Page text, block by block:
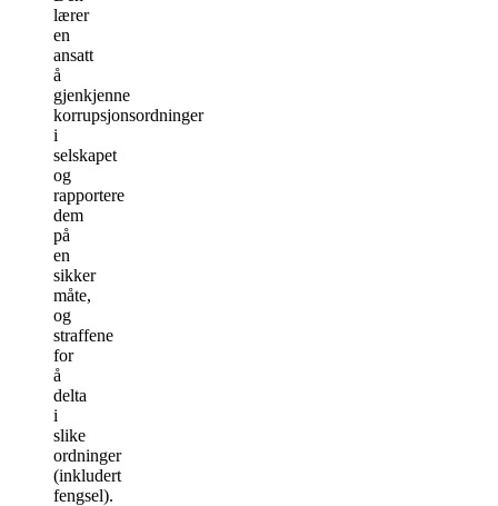
lærer
en
ansatt
å
gjenkjenne
korrupsjonsordninger
i
selskapet
og
rapportere
dem
på
en
sikker
måte,
og
straffene
for
å
delta
i
slike
ordninger
(inkludert
fengsel).